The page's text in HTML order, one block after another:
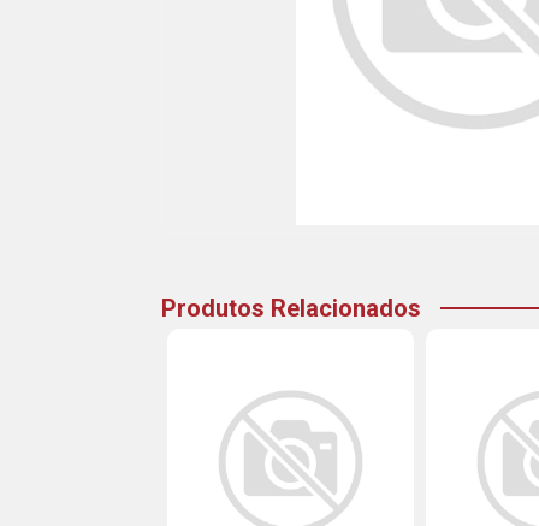
Produtos Relacionados